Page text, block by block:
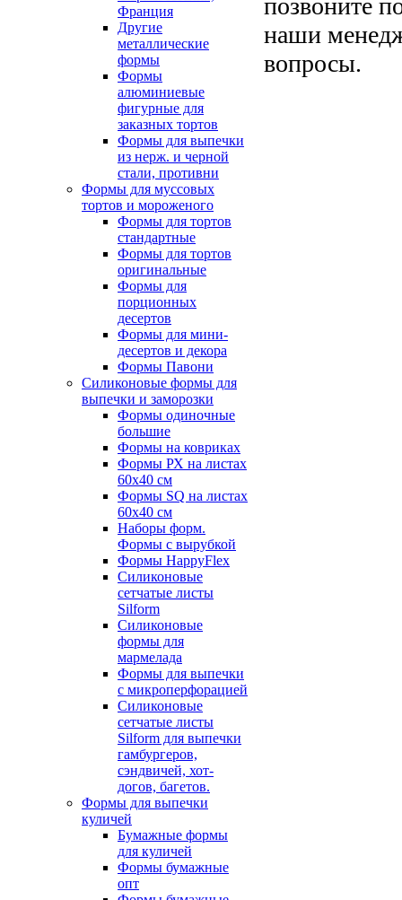
Франция
Другие
металлические
формы
Формы
алюминиевые
фигурные для
заказных тортов
Формы для выпечки
из нерж. и черной
стали, противни
Формы для муссовых
тортов и мороженого
Формы для тортов
стандартные
Формы для тортов
оригинальные
Формы для
порционных
десертов
Формы для мини-
десертов и декора
Формы Павони
Силиконовые формы для
выпечки и заморозки
Формы одиночные
большие
Формы на ковриках
Формы РХ на листах
60х40 см
Формы SQ на листах
60х40 см
Наборы форм.
Формы с вырубкой
Формы HappyFlex
Силиконовые
сетчатые листы
Silform
Силиконовые
формы для
мармелада
Формы для выпечки
с микроперфорацией
Силиконовые
сетчатые листы
Silform для выпечки
гамбургеров,
сэндвичей, хот-
догов, багетов.
Формы для выпечки
куличей
Бумажные формы
для куличей
Формы бумажные
опт
позвоните
наши
вопросы.